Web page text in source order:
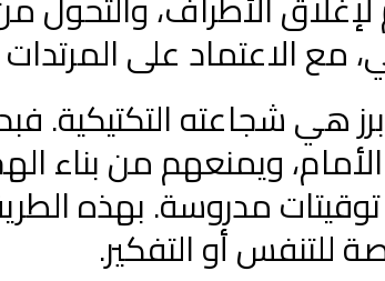
مع الاعتماد على
هي شجاعته التكتيكية.
ويمنعهم من بناء
مدروسة. بهذه
للتنفس أو التفكير.